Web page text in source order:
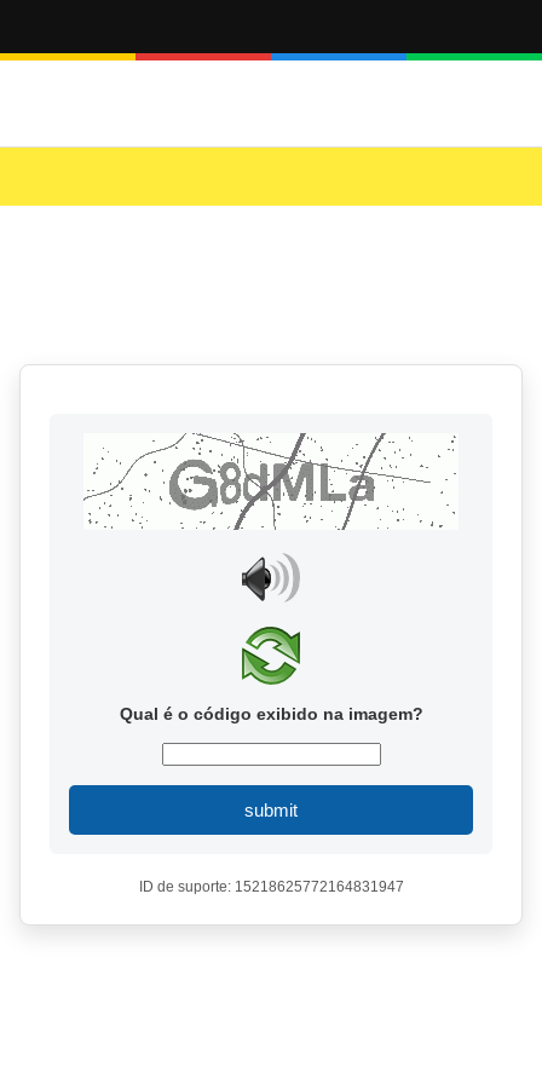
Qual é o código exibido na imagem?
submit
ID de suporte: 15218625772164831947